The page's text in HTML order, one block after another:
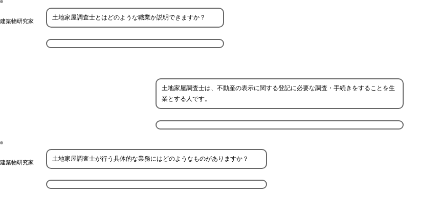
建築物研究家 土地家屋調査士とはどのような職業か説明できますか？
土地家屋調査士は、不動産の表示に関する登記に必要な調査・手続きをすることを生
業とする人です。
建築物研究家 土地家屋調査士が行う具体的な業務にはどのようなものがありますか？